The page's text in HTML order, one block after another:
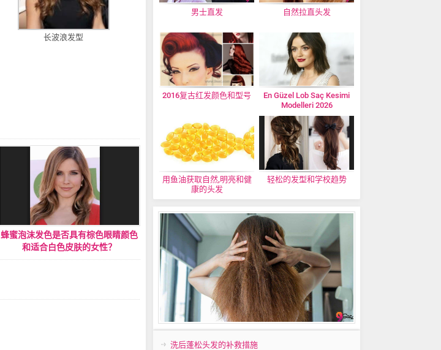
长波浪发型
蜂蜜泡沫发色是否具有棕色眼睛颜色
和适合白色皮肤的女性？
男士直发 自然拉直头发
2016复古红发颜色和型号
En Güzel Lob Saç Kesimi
Modelleri 2026
用鱼油获取自然,明亮和健
康的头发
轻松的发型和学校趋势
洗后蓬松头发的补救措施